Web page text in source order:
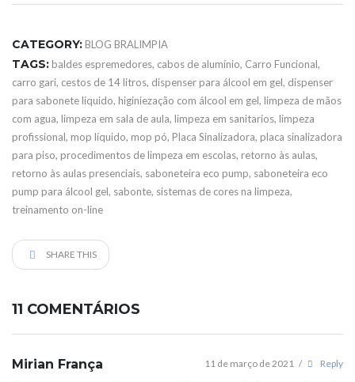
CATEGORY: BLOG BRALIMPIA
TAGS: baldes espremedores, cabos de alumínio, Carro Funcional,
carro gari, cestos de 14 litros, dispenser para álcool em gel, dispenser
para sabonete líquido, higiniezação com álcool em gel, limpeza de mãos
com agua, limpeza em sala de aula, limpeza em sanitarios, limpeza
profissional, mop líquido, mop pó, Placa Sinalizadora, placa sinalizadora
para piso, procedimentos de limpeza em escolas, retorno às aulas,
retorno às aulas presenciais, saboneteira eco pump, saboneteira eco
pump para álcool gel, sabonte, sistemas de cores na limpeza,
treinamento on-line
SHARE THIS
11 COMENTÁRIOS
Mirian França 11 de março de 2021 / Reply